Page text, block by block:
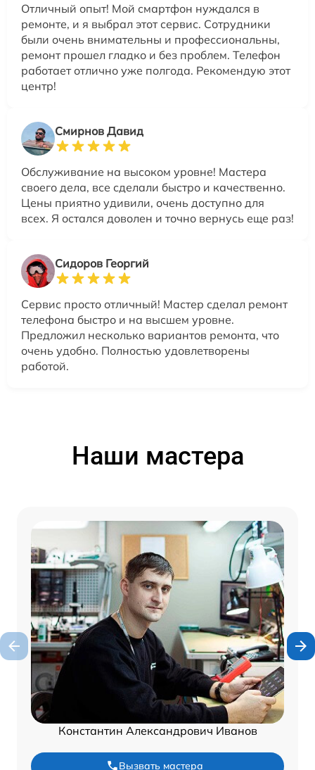
Отличный опыт! Мой смартфон нуждался в
ремонте, и я выбрал этот сервис. Сотрудники
были очень внимательны и профессиональны,
ремонт прошел гладко и без проблем. Телефон
работает отлично уже полгода. Рекомендую этот
центр!
Смирнов Давид
Обслуживание на высоком уровне! Мастера
своего дела, все сделали быстро и качественно.
Цены приятно удивили, очень доступно для
всех. Я остался доволен и точно вернусь еще раз!
Сидоров Георгий
Сервис просто отличный! Мастер сделал ремонт
телефона быстро и на высшем уровне.
Предложил несколько вариантов ремонта, что
очень удобно. Полностью удовлетворены
работой.
Наши мастера
Константин Александрович Иванов
Вызвать мастера